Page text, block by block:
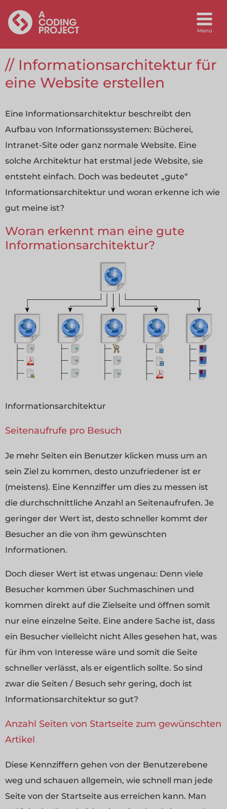
Informationsarchitektur für
eine Website erstellen
Eine Informationsarchitektur beschreibt den
Aufbau von Informationssystemen: Bücherei,
Intranet-Site oder ganz normale Website. Eine
solche Architektur hat erstmal jede Website, sie
entsteht einfach. Doch was bedeutet „gute“
Informationsarchitektur und woran erkenne ich wie
gut meine ist?
Woran erkennt man eine gute
Informationsarchitektur?
Informationsarchitektur
Seitenaufrufe pro Besuch
Je mehr Seiten ein Benutzer klicken muss um an
sein Ziel zu kommen, desto unzufriedener ist er
(meistens). Eine Kennziffer um dies zu messen ist
die durchschnittliche Anzahl an Seitenaufrufen. Je
geringer der Wert ist, desto schneller kommt der
Besucher an die von ihm gewünschten
Informationen.
Doch dieser Wert ist etwas ungenau: Denn viele
Besucher kommen über Suchmaschinen und
kommen direkt auf die Zielseite und öffnen somit
nur eine einzelne Seite. Eine andere Sache ist, dass
ein Besucher vielleicht nicht Alles gesehen hat, was
für ihm von Interesse wäre und somit die Seite
schneller verlässt, als er eigentlich sollte. So sind
zwar die Seiten / Besuch sehr gering, doch ist
Informationsarchitektur so gut?
Anzahl Seiten von Startseite zum gewünschten
Artikel
Diese Kennziffern gehen von der Benutzerebene
weg und schauen allgemein, wie schnell man jede
Seite von der Startseite aus erreichen kann. Man